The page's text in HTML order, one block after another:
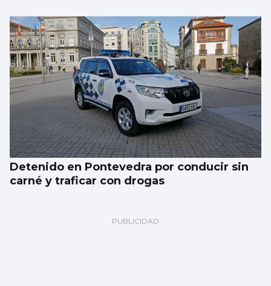
Detenido en Pontevedra por conducir sin
carné y traficar con drogas